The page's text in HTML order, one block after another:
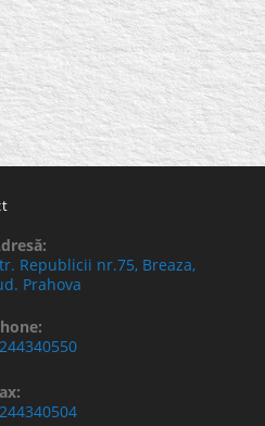
Republicii nr.75, Breaza,
Prahova